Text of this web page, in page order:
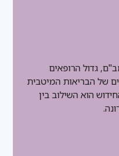
הרמב"ם, גדול הרופאים
של הבריאות המיטבית
הוא השילוב בין